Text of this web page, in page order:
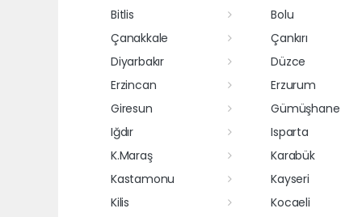
Bitlis
Bolu
Çanakkale
Çankırı
Diyarbakır
Düzce
Erzincan
Erzurum
Giresun
Gümüşhane
Iğdır
Isparta
K.Maraş
Karabük
Kastamonu
Kayseri
Kilis
Kocaeli